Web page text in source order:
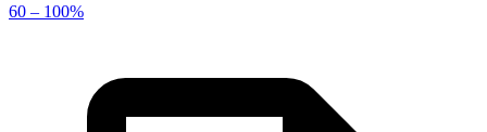
60 – 100%